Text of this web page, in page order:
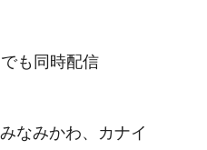
も同時配信
なみかわ、カナイ